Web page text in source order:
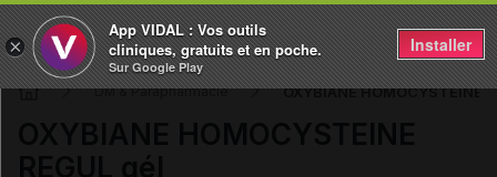
DM & Parapharmacie OXYBIANE HOMOCYSTEINE
×
App VIDAL : Vos outils
cliniques, gratuits et en poche.
Sur Google Play
Installer